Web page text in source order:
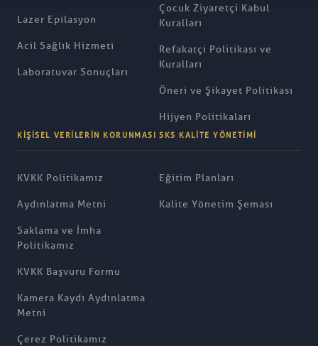
Lazer Epilasyon
Acil Sağlık Hizmeti
Laboratuvar Sonuçları
Çocuk Ziyaretçi Kabul
Kuralları
Refakatçi Politikası ve
Kuralları
Öneri ve Şikayet Politikası
Hijyen Politikaları
KIŞISEL VERILERIN KORUNMASI
KVKK Politikamız
Aydınlatma Metni
Saklama ve İmha
Politikamız
KVKK Başvuru Formu
Kamera Kaydı Aydınlatma
Metni
Çerez Politikamız
SKS KALITE YÖNETIMI
Eğitim Planları
Kalite Yönetim Şeması